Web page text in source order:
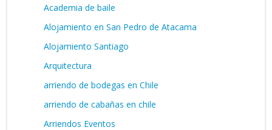
Academia de baile
Alojamiento en San Pedro de Atacama
Alojamiento Santiago
Arquitectura
arriendo de bodegas en Chile
arriendo de cabañas en chile
Arriendos Eventos